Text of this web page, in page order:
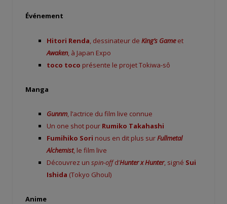
Événement
Hitori Renda , dessinateur de King’s Gameet
Awaken, à Japan Expo
toco toco présente le projet Tokiwa-sô
Manga
Gunnm, l’actrice du film live connue
Un one shot pour Rumiko Takahashi
Fumihiko Sori nous en dit plus surFullmetal
Alchemist, le film live
Découvrez un spin-offd’Hunter x Hunter, signé Sui
Ishida (Tokyo Ghoul)
Anime